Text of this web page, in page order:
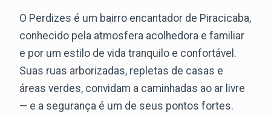
O Perdizes é um bairro encantador de Piracicaba,
conhecido pela atmosfera acolhedora e familiar
e por um estilo de vida tranquilo e confortável.
Suas ruas arborizadas, repletas de casas e
áreas verdes, convidam a caminhadas ao ar livre
— e a segurança é um de seus pontos fortes.